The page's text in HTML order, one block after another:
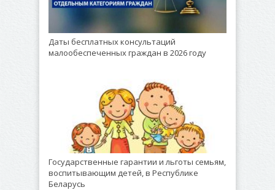
Даты бесплатных консультаций
малообеспеченных граждан в 2026 году
Государственные гарантии и льготы семьям,
воспитывающим детей, в Республике
Беларусь